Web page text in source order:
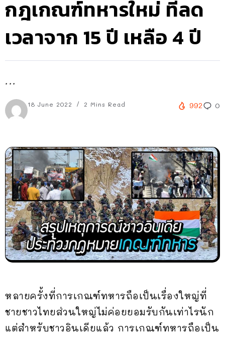
กฎเกณฑ์ทหารใหม่ ที่ลด
เวลาจาก 15 ปี เหลือ 4 ปี
...
18 June 2022 2 Mins Read 992 0
หลายครั้งที่การเกณฑ์ทหารถือเป็นเรื่องใหญ่ที่
ชายชาวไทยส่วนใหญ่ไม่ค่อยยอมรับกันเท่าไรนัก
แต่สำหรับชาวอินเดียแล้ว การเกณฑ์ทหารถือเป็น